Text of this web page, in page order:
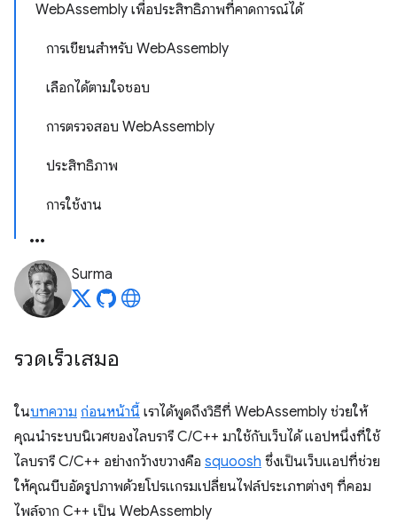
WebAssembly เพื่อประสิทธิภาพที่คาดการณ์ได้
การเขียนสำหรับ WebAssembly
เลือกได้ตามใจชอบ
การตรวจสอบ WebAssembly
ประสิทธิภาพ
การใช้งาน
Surma
รวดเร็วเสมอ
ในบทความ ก่อนหน้านี้ เราได้พูดถึงวิธีที่ WebAssembly ช่วยให้
คุณนําระบบนิเวศของไลบรารี C/C++ มาใช้กับเว็บได้ แอปหนึ่งที่ใช้
ไลบรารี C/C++ อย่างกว้างขวางคือ squoosh ซึ่งเป็นเว็บแอปที่ช่วย
ให้คุณบีบอัดรูปภาพด้วยโปรแกรมเปลี่ยนไฟล์ประเภทต่างๆ ที่คอม
ไพล์จาก C++ เป็น WebAssembly